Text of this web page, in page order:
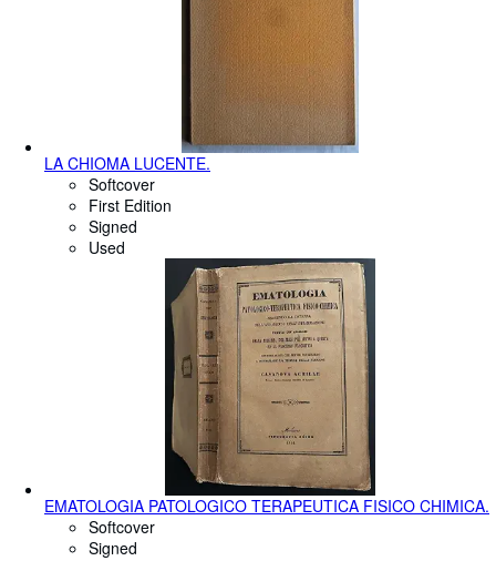
LA CHIOMA LUCENTE.
Softcover
First Edition
Signed
Used
EMATOLOGIA PATOLOGICO TERAPEUTICA FISICO CHIMICA.
Softcover
Signed